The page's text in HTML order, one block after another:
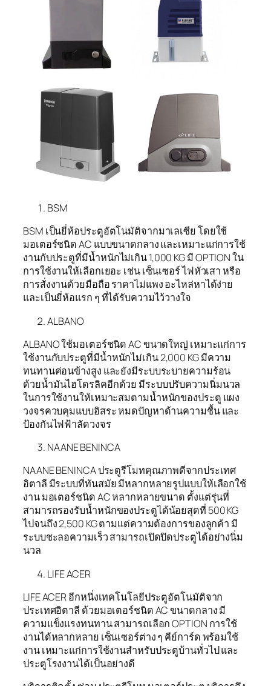
BSM
BSM เป็นยี่ห้อประตูอัตโนมัติจากมาเลเซีย โดยใช้
มอเตอร์ชนิด AC แบบขนาดกลาง และเหมาะแก่การใช้
งานกับประตูที่มีน้ำหนักไม่เกิน 1,000 KG มี OPTION ใน
การใช้งานให้เลือกเยอะ เช่น เซ็นเซอร์ ไฟหัวเสา หรือ
การสั่งงานด้วยมือถือ ราคาไม่แพง อะไหล่หาได้ง่าย
และเป็นยี่ห้อแรก ๆ ที่ได้รับความไว้วางใจ
ALBANO
ALBANO ใช้มอเตอร์ชนิด AC ขนาดใหญ่ เหมาะแก่การ
ใช้งานกับประตูที่มีน้ำหนักไม่เกิน 2,000 KG มีความ
ทนทานค่อนข้างสูง และยังมีระบบระบายความร้อน
ด้วยน้ำมันไฮโดรลิคอีกด้วย มีระบบปรับความนิ่มนวล
ในการใช้งานให้เหมาะสมตามน้ำหนักของประตู แผง
วงจรควบคุมแบบอิสระ หมดปัญหาด้านความชื้น และ
ป้องกันไฟฟ้าลัดวงจร
NAANE BENINCA
NAANE BENINCA ประตูรีโมทคุณภาพดีจากประเทศ
อิตาลี มีระบบที่ทันสมัย มีหลากหลายรูปแบบให้เลือกใช้
งาน มอเตอร์ชนิด AC หลากหลายขนาด ตั้งแต่รุ่นที่
สามารถรองรับน้ำหนักของประตูได้น้อยสุดที่ 500 KG
ไปจนถึง 2,500 KG ตามแต่ความต้องการของลูกค้า มี
ระบบชะลอความเร็ว สามารถเปิดปิดประตูได้อย่างนิ่ม
นวล
LIFE ACER
LIFE ACER อีกหนึ่งเทคโนโลยีประตูอัตโนมัติจาก
ประเทศอิตาลี ด้วยมอเตอร์ชนิด AC ขนาดกลาง มี
ความแข็งแรงทนทาน สามารถเลือก OPTION การใช้
งานได้หลากหลาย เซ็นเซอร์ต่าง ๆ คีย์การ์ด พร้อมใช้
งาน เหมาะแก่การใช้งานสำหรับประตูบ้านทั่วไป และ
ประตูโรงงานได้เป็นอย่างดี